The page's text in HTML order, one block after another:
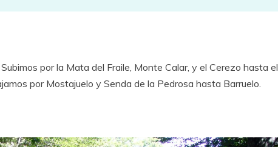
por la Mata del Fraile, Monte Calar, y el Cerezo hasta el
por Mostajuelo y Senda de la Pedrosa hasta Barruelo.